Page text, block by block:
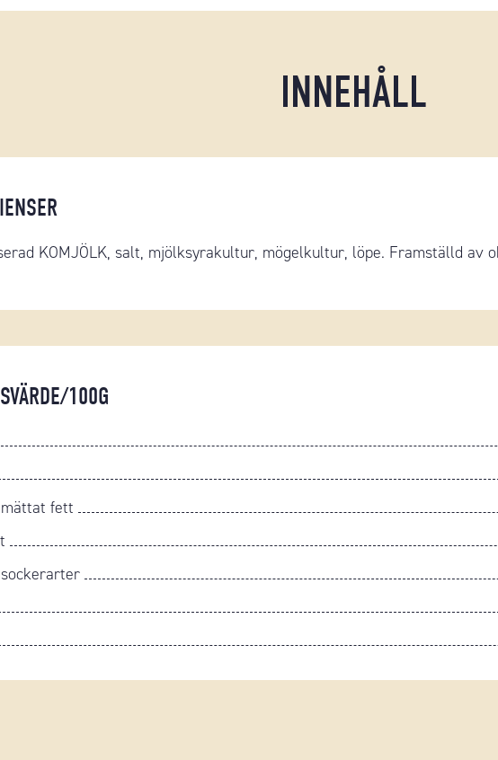
INNEHÅLL
KOMJÖLK, salt, mjölksyrakultur, mögelkultur, löpe. Framställd av
100G
fett